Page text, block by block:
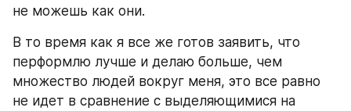
не можешь как они.
В то время как я все же готов заявить, что
перформлю лучше и делаю больше, чем
множество людей вокруг меня, это все равно
не идет в сравнение с выделяющимися на